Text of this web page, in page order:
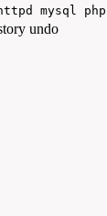
mysql php
undo